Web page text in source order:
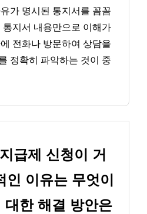
가 명시된 통지서를 꼼꼼
지서 내용만으로 이해가
전화나 방문하여 상담을
정확히 파악하는 것이 중
급제 신청이 거
인 이유는 무엇이
대한 해결 방안은